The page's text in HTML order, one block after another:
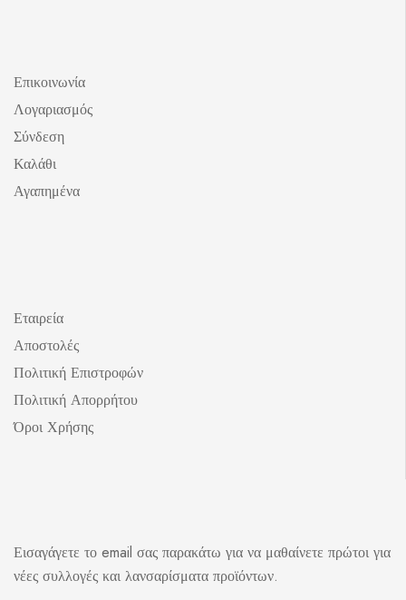
Επικοινωνία
Λογαριασμός
Σύνδεση
Καλάθι
Αγαπημένα
Εταιρεία
Αποστολές
Πολιτική Επιστροφών
Πολιτική Απορρήτου
Όροι Χρήσης
Εισαγάγετε το email σας παρακάτω για να μαθαίνετε πρώτοι για
νέες συλλογές και λανσαρίσματα προϊόντων.